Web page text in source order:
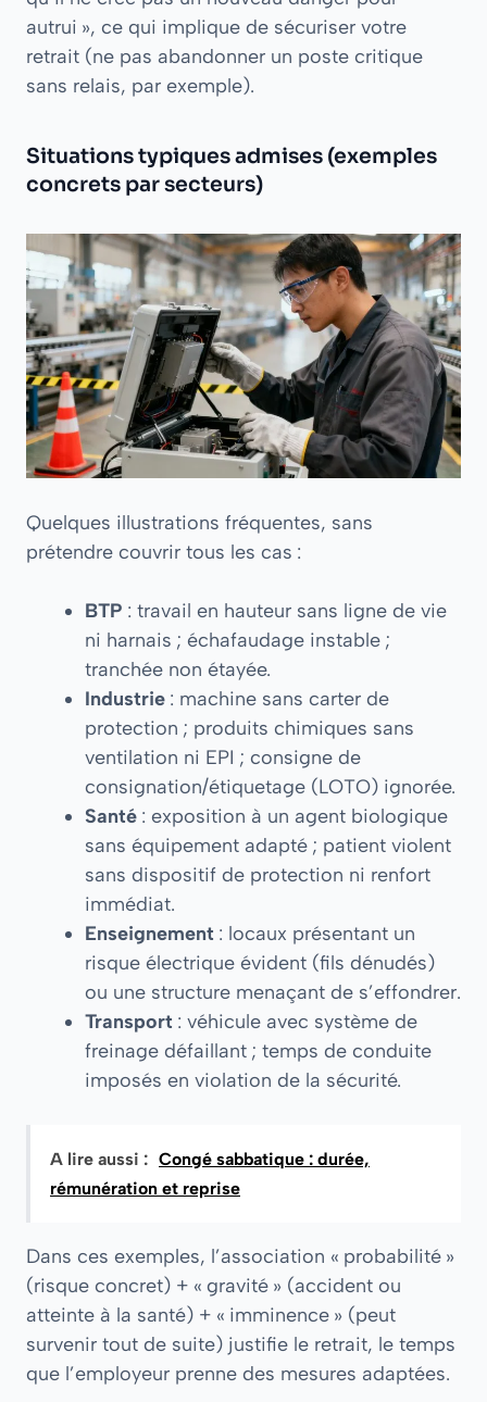
autrui », ce qui implique de sécuriser votre
retrait (ne pas abandonner un poste critique
sans relais, par exemple).
Situations typiques admises (exemples
concrets par secteurs)
Quelques illustrations fréquentes, sans
prétendre couvrir tous les cas :
BTP : travail en hauteur sans ligne de vie
ni harnais ; échafaudage instable ;
tranchée non étayée.
Industrie : machine sans carter de
protection ; produits chimiques sans
ventilation ni EPI ; consigne de
consignation/étiquetage (LOTO) ignorée.
Santé : exposition à un agent biologique
sans équipement adapté ; patient violent
sans dispositif de protection ni renfort
immédiat.
Enseignement : locaux présentant un
risque électrique évident (fils dénudés)
ou une structure menaçant de s’effondrer.
Transport : véhicule avec système de
freinage défaillant ; temps de conduite
imposés en violation de la sécurité.
A lire aussi : Congé sabbatique : durée,
rémunération et reprise
Dans ces exemples, l’association « probabilité »
(risque concret) + « gravité » (accident ou
atteinte à la santé) + « imminence » (peut
survenir tout de suite) justifie le retrait, le temps
que l’employeur prenne des mesures adaptées.